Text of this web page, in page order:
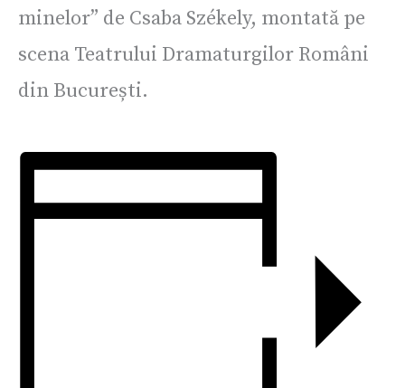
minelor” de Csaba Székely, montată pe
scena Teatrului Dramaturgilor Români
din București.